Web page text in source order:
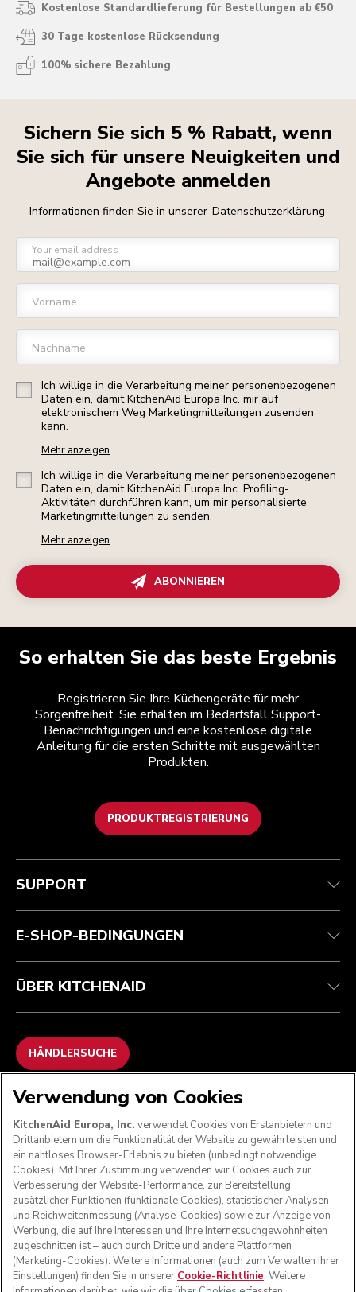
Kostenlose Standardlieferung für Bestellungen ab €50
30 Tage kostenlose Rücksendung
100% sichere Bezahlung
Sichern Sie sich 5 % Rabatt, wenn
Sie sich für unsere Neuigkeiten und
Angebote anmelden
Informationen finden Sie in unserer Datenschutzerklärung
Your email address
Vorname
Nachname
Ich willige in die Verarbeitung meiner personenbezogenen
Daten ein, damit KitchenAid Europa Inc. mir auf
elektronischem Weg Marketingmitteilungen zusenden
kann.
Mehr anzeigen
Ich willige in die Verarbeitung meiner personenbezogenen
Daten ein, damit KitchenAid Europa Inc. Profiling-
Aktivitäten durchführen kann, um mir personalisierte
Marketingmitteilungen zu senden.
Mehr anzeigen
ABONNIEREN
So erhalten Sie das beste Ergebnis
Registrieren Sie Ihre Küchengeräte für mehr
Sorgenfreiheit. Sie erhalten im Bedarfsfall Support-
Benachrichtigungen und eine kostenlose digitale
Anleitung für die ersten Schritte mit ausgewählten
Produkten.
PRODUKTREGISTRIERUNG
Health Check
Verfolgen Sie Ihre Bestellung
Garantie und Dokumente
Häufig gestellte fragen
Teilnahmebedingungen
Rückgaben und Erstattungen
Impressum
ODR
Die Marke
Händlersuche
SUPPORT
E-SHOP-BEDINGUNGEN
ÜBER KITCHENAID
HÄNDLERSUCHE
WIR AKZEPTIEREN
FOLGEN SIE UNS
Verwendung von Cookies
KitchenAid Europa, Inc. verwendet Cookies von Erstanbietern und
Drittanbietern um die Funktionalität der Website zu gewährleisten und
ein nahtloses Browser-Erlebnis zu bieten (unbedingt notwendige
Cookies). Mit Ihrer Zustimmung verwenden wir Cookies auch zur
Verbesserung der Website-Performance, zur Bereitstellung
zusätzlicher Funktionen (funktionale Cookies), statistischer Analysen
und Reichweitenmessung (Analyse-Cookies) sowie zur Anzeige von
Werbung, die auf Ihre Interessen und Ihre Internetsuchgewohnheiten
zugeschnitten ist – auch durch Dritte und andere Plattformen
(Marketing-Cookies). Weitere Informationen (auch zum Verwalten Ihrer
Einstellungen) finden Sie in unserer Cookie-Richtlinie. Weitere